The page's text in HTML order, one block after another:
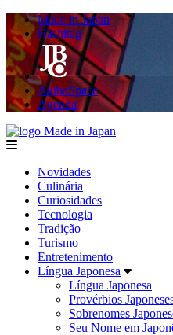
Made in Japan
Hashitag
AkibaSpace
Agenda
menu
Novidades
Culinária
Curiosidades
Tecnologia
Tradição
Turismo
Entretenimento
Língua Japonesa
Língua Japonesa
Provérbios
Sobrenomes
Seu Nome em